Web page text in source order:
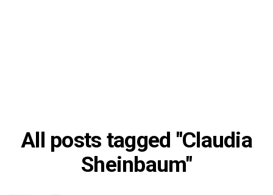
All posts tagged "Claudia
Sheinbaum"